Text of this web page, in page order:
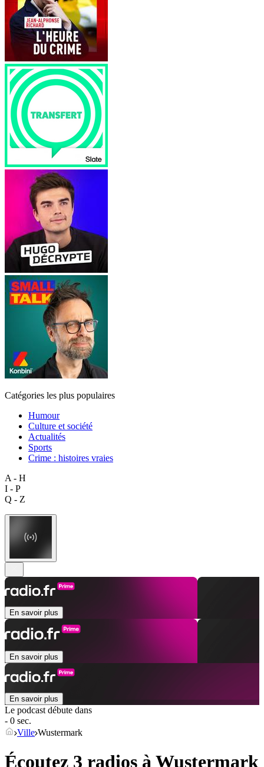
Catégories les plus populaires
Humour
Culture et société
Actualités
Sports
Crime : histoires vraies
A - H
I - P
Q - Z
En savoir plus
En savoir plus
En savoir plus
Le podcast débute dans
- 0 sec.
Ville Wustermark
Écoutez 3 radios à Wustermark